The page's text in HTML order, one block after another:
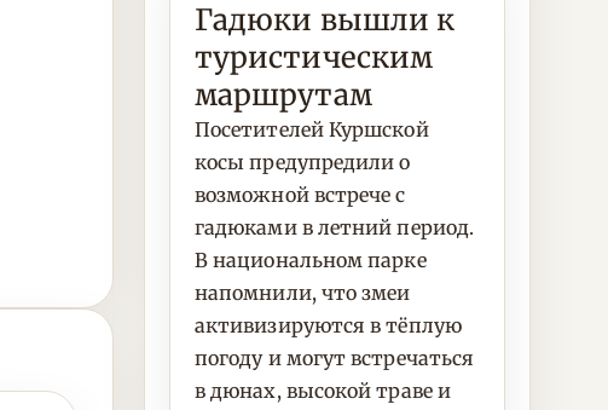
Гадюки вышли к
туристическим
маршрутам
Посетителей Куршской
косы предупредили о
возможной встрече с
гадюками в летний период.
В национальном парке
напомнили, что змеи
активизируются в тёплую
погоду и могут встречаться
в дюнах, высокой траве и